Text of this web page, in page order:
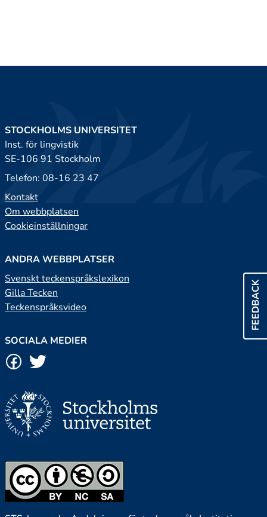
FEEDBACK
STOCKHOLMS UNIVERSITET
Inst. för lingvistik
SE-106 91 Stockholm
Telefon: 08-16 23 47
Kontakt
Om webbplatsen
Cookieinställningar
ANDRA WEBBPLATSER
Svenskt teckenspråkslexikon
Gilla Tecken
Teckenspråksvideo
SOCIALA MEDIER